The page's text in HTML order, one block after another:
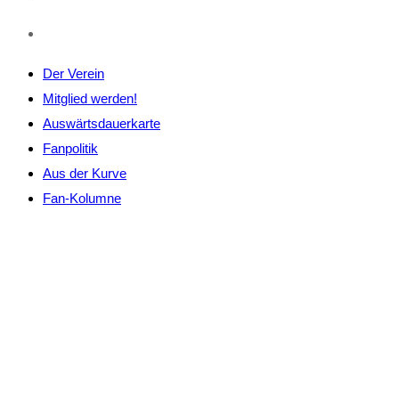
Der Verein
Mitglied werden!
Auswärtsdauerkarte
Fanpolitik
Aus der Kurve
Fan-Kolumne